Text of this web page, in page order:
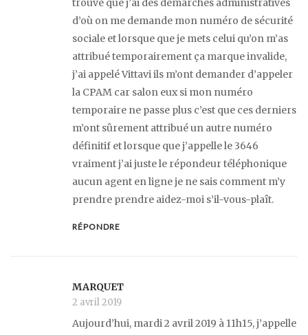
trouve que j’ai des démarches administratives
d’où on me demande mon numéro de sécurité
sociale et lorsque que je mets celui qu’on m’as
attribué temporairement ça marque invalide,
j’ai appelé Vittavi ils m’ont demander d’appeler
la CPAM car salon eux si mon numéro
temporaire ne passe plus c’est que ces derniers
m’ont sûrement attribué un autre numéro
définitif et lorsque que j’appelle le 3646
vraiment j’ai juste le répondeur téléphonique
aucun agent en ligne je ne sais comment m’y
prendre prendre aidez-moi s’il-vous-plaît.
RÉPONDRE
MARQUET
2 avril 2019
Aujourd’hui, mardi 2 avril 2019 à 11h15, j’appelle